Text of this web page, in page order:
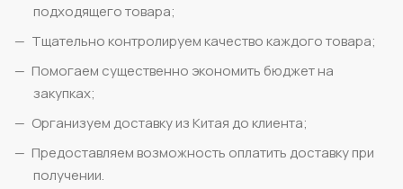
подходящего товара;
Тщательно контролируем качество каждого товара;
Помогаем существенно экономить бюджет на
закупках;
Организуем доставку из Китая до клиента;
Предоставляем возможность оплатить доставку при
получении.